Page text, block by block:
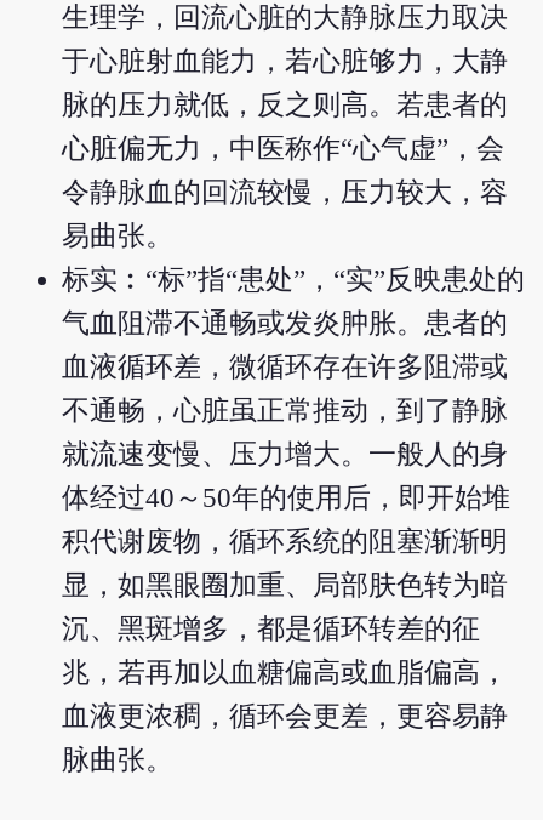
生理学，回流心脏的大静脉压力取决
于心脏射血能力，若心脏够力，大静
脉的压力就低，反之则高。若患者的
心脏偏无力，中医称作“心气虚”，会
令静脉血的回流较慢，压力较大，容
易曲张。
标实︰“标”指“患处”，“实”反映患处的
气血阻滞不通畅或发炎肿胀。患者的
血液循环差，微循环存在许多阻滞或
不通畅，心脏虽正常推动，到了静脉
就流速变慢、压力增大。一般人的身
体经过40～50年的使用后，即开始堆
积代谢废物，循环系统的阻塞渐渐明
显，如黑眼圈加重、局部肤色转为暗
沉、黑斑增多，都是循环转差的征
兆，若再加以血糖偏高或血脂偏高，
血液更浓稠，循环会更差，更容易静
脉曲张。